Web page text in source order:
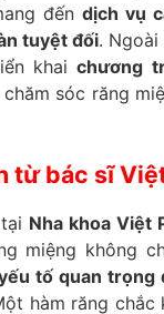
đến dịch vụ
tuyệt đối.
khaichương
sóc răng
từ bác sĩ
Nha khoa Việt
miệng không
tố quan trọng
hàm răng chắc